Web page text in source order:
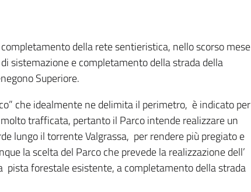
della rete sentieristica, nello scorso mese
sistemazione e completamento della strada della
Superiore.
che idealmente ne delimita il perimetro, è indicato per
trafficata, pertanto il Parco intende realizzare un
lungo il torrente Valgrassa, per rendere più pregiato e
la scelta del Parco che prevede la realizzazione dell’
forestale esistente, a completamento della strada